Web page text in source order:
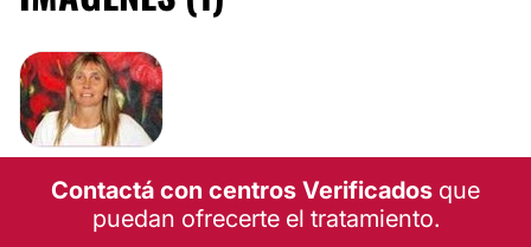
Contactá con centros Verificados que
puedan ofrecerte el tratamiento.